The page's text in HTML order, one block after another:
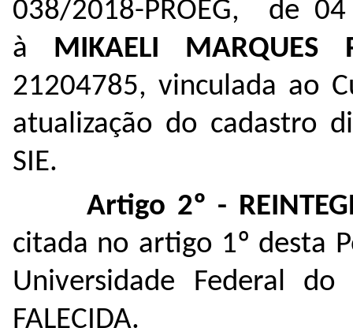
038/2018-PROEG, de
à MIKAELI MARQUES
21204785, vinculada ao
atualização do cadastro
SIE.
Artigo 2º -
citada no artigo 1º desta
Universidade Federal do
FALECIDA.